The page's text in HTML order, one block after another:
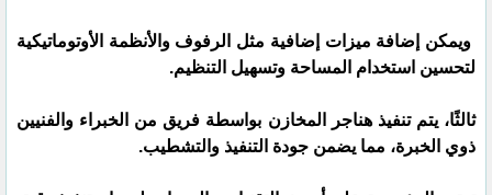
ويمكن إضافة ميزات إضافية مثل الرفوف والأنظمة الأوتوماتيكية
لتحسين استخدام المساحة وتسهيل التنظيم.
ثالثًا، يتم تنفيذ هناجر المخازن بواسطة فريق من الخبراء والفنيين
ذوي الخبرة، مما يضمن جودة التنفيذ والتشطيب.